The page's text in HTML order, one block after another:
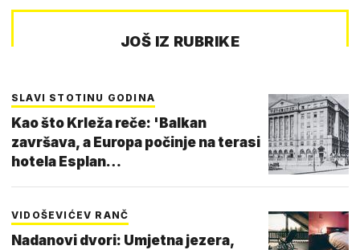
JOŠ IZ RUBRIKE
SLAVI STOTINU GODINA
Kao što Krleža reče: 'Balkan
završava, a Europa počinje na terasi
hotela Esplan…
VIDOŠEVIĆEV RANČ
Nadanovi dvori: Umjetna jezera,